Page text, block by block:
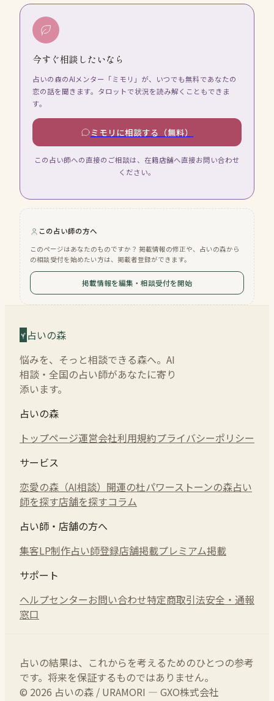
今すぐ相談したいなら
占いの森のAIメンター「ミモリ」が、いつでも無料であなたの
恋の話を聞きます。タロットで状況を読み解くこともできま
す。
ミモリに相談する（無料）
この占い師への直接のご相談は、在籍店舗へ直接お問い合わせ
ください。
この占い師の方へ
このページはあなたのものですか？ 掲載情報の修正や、占いの森から
の相談受付を始めたい方は、掲載者登録ができます。
掲載情報を編集・相談受付を開始
占いの森
悩みを、そっと相談できる森へ。AI
相談・全国の占い師があなたに寄り
添います。
占いの森
トップページ運営会社利用規約プライバシーポリシー
サービス
恋愛の森（AI相談） 開運の杜パワーストーンの森占い
師を探す店舗を探すコラム
占い師・店舗の方へ
集客LP制作占い師登録店舗掲載プレミアム掲載
サポート
ヘルプセンターお問い合わせ特定商取引法安全・通報
窓口
占いの結果は、これからを考えるためのひとつの参考
です。将来を保証するものではありません。
© 2026 占いの森 / URAMORI — GXO株式会社